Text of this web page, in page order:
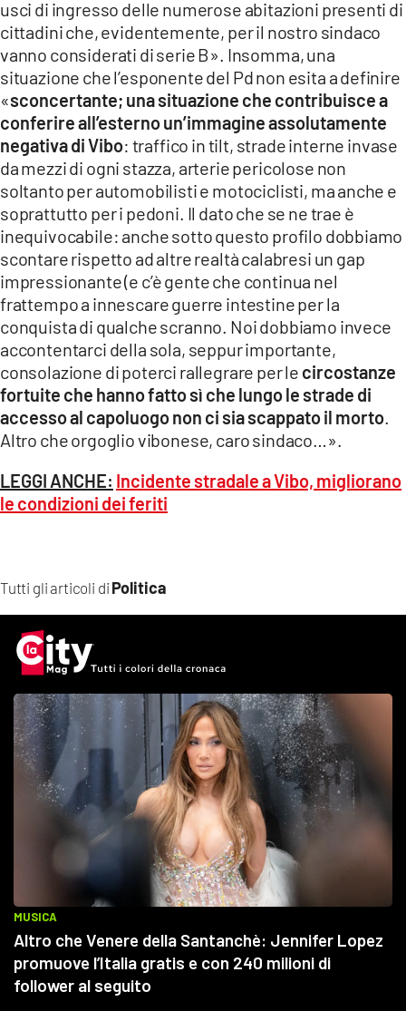
Tutti gli articoli di Politica
usci di ingresso delle numerose abitazioni presenti di
cittadini che, evidentemente, per il nostro sindaco
vanno considerati di serie B». Insomma, una
situazione che l’esponente del Pd non esita a definire
«sconcertante; una situazione che contribuisce a
conferire all’esterno un’immagine assolutamente
negativa di Vibo: traffico in tilt, strade interne invase
da mezzi di ogni stazza, arterie pericolose non
soltanto per automobilisti e motociclisti, ma anche e
soprattutto per i pedoni. Il dato che se ne trae è
inequivocabile: anche sotto questo profilo dobbiamo
scontare rispetto ad altre realtà calabresi un gap
impressionante (e c’è gente che continua nel
frattempo a innescare guerre intestine per la
conquista di qualche scranno. Noi dobbiamo invece
accontentarci della sola, seppur importante,
consolazione di poterci rallegrare per le circostanze
fortuite che hanno fatto sì che lungo le strade di
accesso al capoluogo non ci sia scappato il morto
Altro che orgoglio vibonese, caro sindaco…».
LEGGI ANCHE: Incidente stradale a Vibo, migliorano
le condizioni dei feriti